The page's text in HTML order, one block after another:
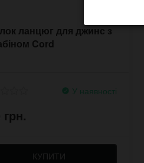
ланцюг для джинс з
Cord
У наявності
грн.
КУПИТИ